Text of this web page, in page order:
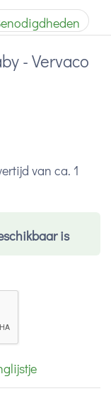
- Vervaco
van ca. 1
is